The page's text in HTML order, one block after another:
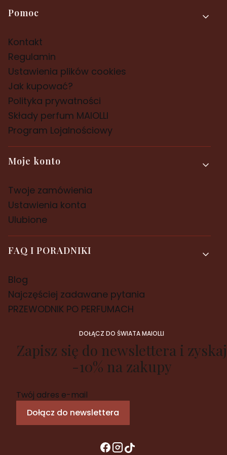
Pomoc
Kontakt
Regulamin
Ustawienia plików cookies
Jak kupować?
Polityka prywatności
Składy perfum MAIOLLI
Program Lojalnościowy
Moje konto
Twoje zamówienia
Ustawienia konta
Ulubione
FAQ I PORADNIKI
Blog
Najczęściej zadawane pytania
PRZEWODNIK PO PERFUMACH
DOŁĄCZ DO ŚWIATA MAIOLLI
Zapisz się do newslettera i zyskaj
-10% na zakupy
Twój adres e-mail
Dołącz do newslettera